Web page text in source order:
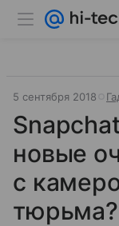
5 сентября 2018
новые
с
тюрьма?